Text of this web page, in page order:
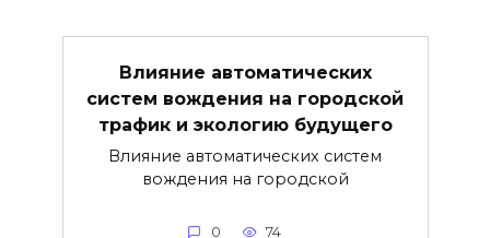
Влияние автоматических
систем вождения на городской
трафик и экологию будущего
Влияние автоматических систем
вождения на городской
0 74